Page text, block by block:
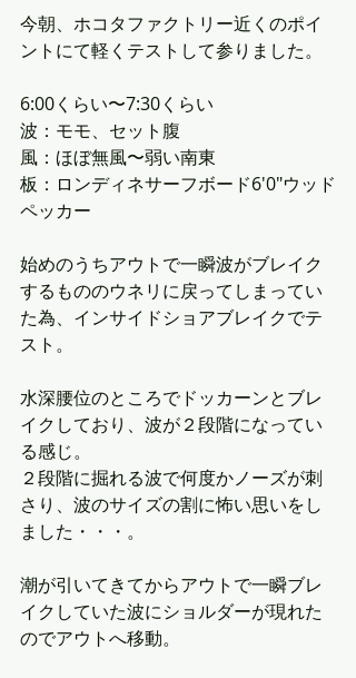
今朝、ホコタファクトリー近くのポイ
ントにて軽くテストして参りました。
6:00くらい〜7:30くらい
波：モモ、セット腹
風：ほぼ無風〜弱い南東
板：ロンディネサーフボード6'0"ウッド
ペッカー
始めのうちアウトで一瞬波がブレイク
するもののウネリに戻ってしまってい
た為、インサイドショアブレイクでテ
スト。
水深腰位のところでドッカーンとブレ
イクしており、波が２段階になってい
る感じ。
２段階に掘れる波で何度かノーズが刺
さり、波のサイズの割に怖い思いをし
ました・・・。
潮が引いてきてからアウトで一瞬ブレ
イクしていた波にショルダーが現れた
のでアウトへ移動。